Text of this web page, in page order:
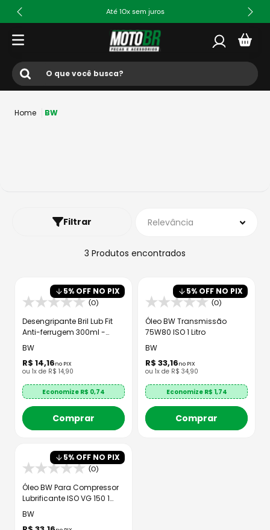
Até 10x sem juros
O que você busca?
jaqueta
capacete aberto
BW
Filtrar Relevância
3 Produtos
5% OFF NO PIX
(0)
Desengripante Bril Lub Fit
Anti-ferrugem 300ml -
TecBril
BW
R$ 14,16no PIX
ou 1x de R$ 14,90
Economize R$ 0,74
Comprar
5% OFF NO PIX
(0)
Óleo BW Transmissão
75W80 ISO 1 Litro
BW
R$ 33,16no PIX
ou 1x de R$ 34,90
Economize R$ 1,74
Comprar
5% OFF NO PIX
(0)
Óleo BW Para Compressor
Lubrificante ISO VG 150 1
Litro
BW